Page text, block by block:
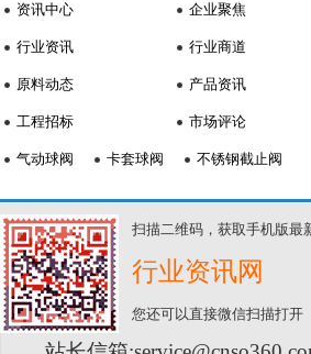
资讯中心
行业资讯
原料动态
工程招标
企业聚焦
行业商道
产品资讯
市场评论
气动球阀 卡套球阀 不锈钢截止阀
扫描二维码，获取手机版最
行业资讯网
您还可以直接微信扫描打开